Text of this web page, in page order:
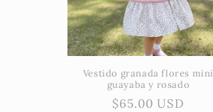
Vestido granada flores mini
guayaba y rosado
Precio
$65.00 USD